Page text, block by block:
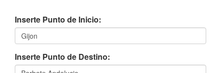
Inserte Punto de Inicio:
Inserte Punto de Destino: